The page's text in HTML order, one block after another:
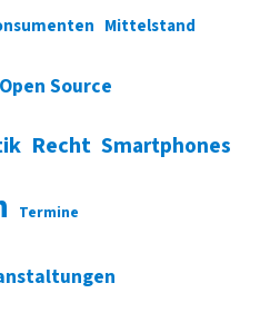
Mittelstand
Open Source
Recht Smartphones
Termine